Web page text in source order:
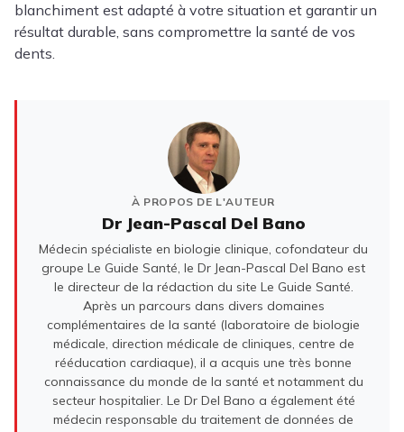
blanchiment est adapté à votre situation et garantir un
résultat durable, sans compromettre la santé de vos
dents.
À PROPOS DE L'AUTEUR
Dr Jean-Pascal Del Bano
Médecin spécialiste en biologie clinique, cofondateur du
groupe Le Guide Santé, le Dr Jean-Pascal Del Bano est
le directeur de la rédaction du site Le Guide Santé.
Après un parcours dans divers domaines
complémentaires de la santé (laboratoire de biologie
médicale, direction médicale de cliniques, centre de
rééducation cardiaque), il a acquis une très bonne
connaissance du monde de la santé et notamment du
secteur hospitalier. Le Dr Del Bano a également été
médecin responsable du traitement de données de